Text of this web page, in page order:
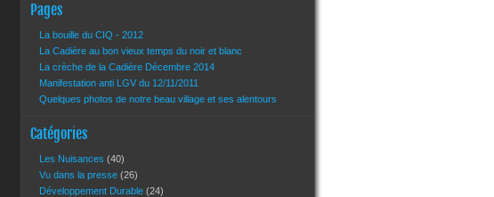
Pages
La bouille du CIQ - 2012
La Cadière au bon vieux temps du noir et blanc
La crèche de la Cadière Décembre 2014
Manifestation anti LGV du 12/11/2011
Quelques photos de notre beau village et ses alentours
Catégories
Les Nuisances (40)
Vu dans la presse (26)
Développement Durable (24)